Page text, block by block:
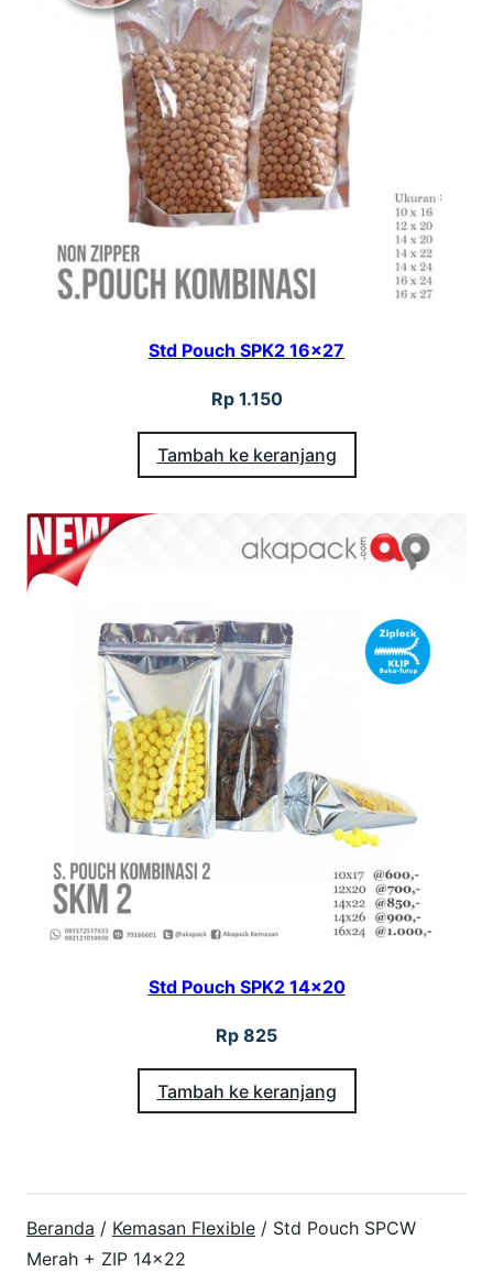
Std Pouch SPK2 16×27
Rp1.150
Tambah ke keranjang
Std Pouch SPK2 14×20
Rp 825
Tambah ke keranjang
Beranda / Kemasan Flexible / Std Pouch SPCW
Merah + ZIP 14×22